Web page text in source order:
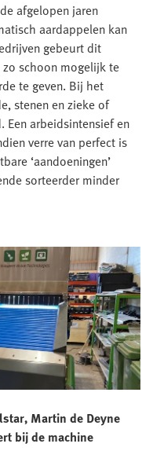
afgelopen jaren
aardappelen kan
gebeurt dit
schoon mogelijk te
te geven. Bij het
stenen en zieke of
Een arbeidsintensief en
verre van perfect is
‘aandoeningen’
sorteerder minder
Martin de Deyne
bij de machine